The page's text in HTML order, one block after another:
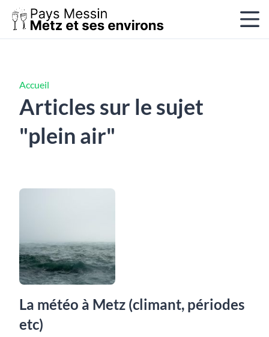
Accueil
Articles sur le sujet
"plein air"
La météo à Metz (climant, périodes
etc)